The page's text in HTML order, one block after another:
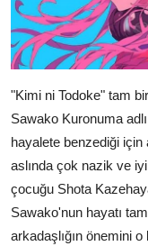
"Kimi ni Todoke" tam
Sawako Kuronuma
hayalete benzediği için
aslında çok nazik ve
çocuğu Shota
Sawako'nun hayatı
arkadaşlığın önemini